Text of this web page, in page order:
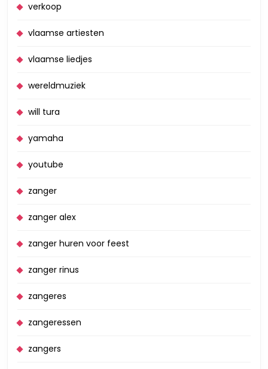
verkoop
vlaamse artiesten
vlaamse liedjes
wereldmuziek
will tura
yamaha
youtube
zanger
zanger alex
zanger huren voor feest
zanger rinus
zangeres
zangeressen
zangers